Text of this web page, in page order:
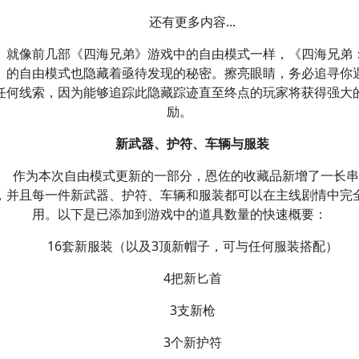
还有更多内容...
就像前几部《四海兄弟》游戏中的自由模式一样，《四海兄弟
的自由模式也隐藏着亟待发现的秘密。擦亮眼睛，务必追寻你
何线索，因为能够追踪此隐藏踪迹直至终点的玩家将获得强大
励。
新武器、护符、车辆与服装
作为本次自由模式更新的一部分，恩佐的收藏品新增了一长
并且每一件新武器、护符、车辆和服装都可以在主线剧情中完
用。以下是已添加到游戏中的道具数量的快速概要：
16套新服装（以及3顶新帽子，可与任何服装搭配）
4把新匕首
3支新枪
3个新护符